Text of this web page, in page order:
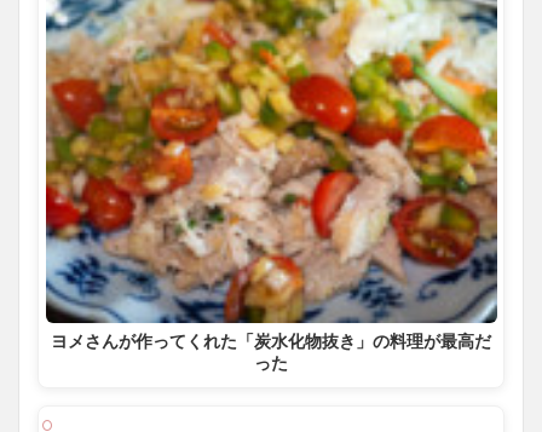
ヨメさんが作ってくれた「炭水化物抜き」の料理が最高だ
った